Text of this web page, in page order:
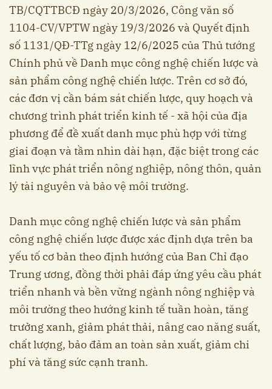
TB/CQTTBCĐ ngày 20/3/2026, Công văn số
1104-CV/VPTW ngày 19/3/2026 và Quyết định
số 1131/QĐ-TTg ngày 12/6/2025 của Thủ tướng
Chính phủ về Danh mục công nghệ chiến lược và
sản phẩm công nghệ chiến lược. Trên cơ sở đó,
các đơn vị cần bám sát chiến lược, quy hoạch và
chương trình phát triển kinh tế - xã hội của địa
phương để đề xuất danh mục phù hợp với từng
giai đoạn và tầm nhìn dài hạn, đặc biệt trong các
lĩnh vực phát triển nông nghiệp, nông thôn, quản
lý tài nguyên và bảo vệ môi trường.
Danh mục công nghệ chiến lược và sản phẩm
công nghệ chiến lược được xác định dựa trên ba
yếu tố cơ bản theo định hướng của Ban Chỉ đạo
Trung ương, đồng thời phải đáp ứng yêu cầu phát
triển nhanh và bền vững ngành nông nghiệp và
môi trường theo hướng kinh tế tuần hoàn, tăng
trưởng xanh, giảm phát thải, nâng cao năng suất,
chất lượng, bảo đảm an toàn sản xuất, giảm chi
phí và tăng sức cạnh tranh.